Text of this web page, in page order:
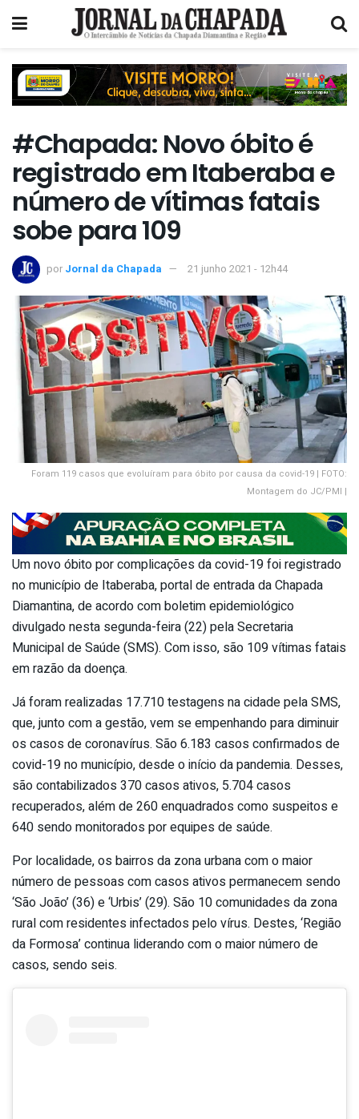
#Chapada: Novo óbito é
registrado em Itaberaba e
número de vítimas fatais
sobe para 109
por Jornal da Chapada 21 junho 2021 - 12h44
Foram 119 casos que evoluíram para óbito por causa da covid-19 | FOTO:
Montagem do JC/PMI |
Um novo óbito por complicações da covid-19 foi registrado
no município de Itaberaba, portal de entrada da Chapada
Diamantina, de acordo com boletim epidemiológico
divulgado nesta segunda-feira (22) pela Secretaria
Municipal de Saúde (SMS). Com isso, são 109 vítimas fatais
em razão da doença.
Já foram realizadas 17.710 testagens na cidade pela SMS,
que, junto com a gestão, vem se empenhando para diminuir
os casos de coronavírus. São 6.183 casos confirmados de
covid-19 no município, desde o início da pandemia. Desses,
são contabilizados 370 casos ativos, 5.704 casos
recuperados, além de 260 enquadrados como suspeitos e
640 sendo monitorados por equipes de saúde.
Por localidade, os bairros da zona urbana com o maior
número de pessoas com casos ativos permanecem sendo
‘São João’ (36) e ‘Urbis’ (29). São 10 comunidades da zona
rural com residentes infectados pelo vírus. Destes, ‘Região
da Formosa’ continua liderando com o maior número de
casos, sendo seis.